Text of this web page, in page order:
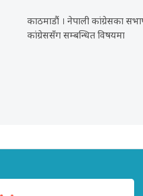
काठमाडौं । नेपाली कांग्रेसका
कांग्रेससँग सम्बन्धित विषयमा